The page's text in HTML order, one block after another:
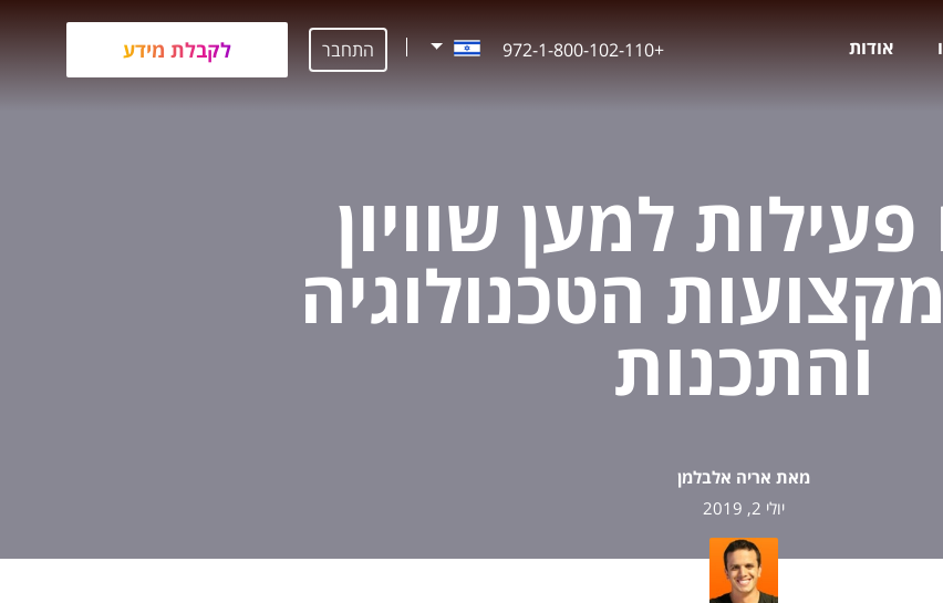
אודות לקבלת מידע +972-1-800-102-110 התחבר
פעילות למען שוויון
הטכנולוגיה
והתכנות
מאת אריה אלבלמן
יולי 2, 2019